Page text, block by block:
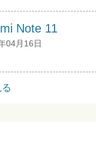
Note 11
04月16日